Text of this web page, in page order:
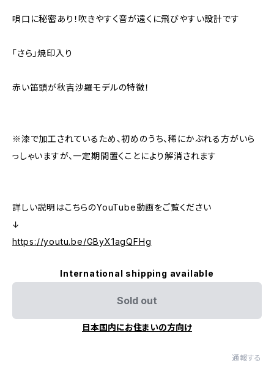
唄口に秘密あり！吹きやすく音が遠くに飛びやすい設計です
「さら」焼印入り
赤い笛頭が秋吉沙羅モデルの特徴！
※漆で加工されているため、初めのうち、稀にかぶれる方がいら
っしゃいますが、一定期間置くことにより解消されます
詳しい説明はこちらのYouTube動画をご覧ください
↓
https://youtu.be/GByX1agQFHg
International shipping available
Sold out
日本国内にお住まいの方向け
通報する